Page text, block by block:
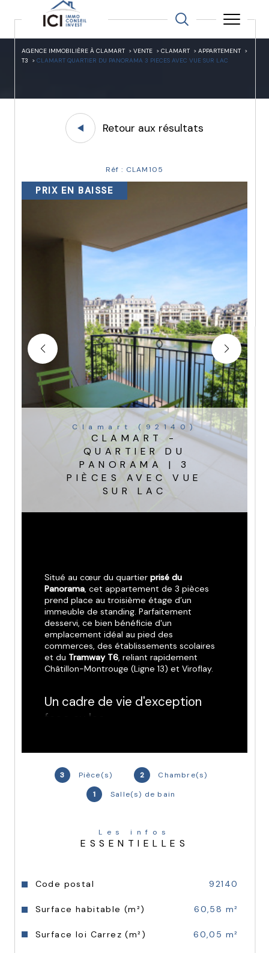
AGENCE IMMOBILIÈRE À CLAMART VENTE CLAMART
APPARTEMENT
T3
CLAMART QUARTIER DU PANORAMA 3 PIECES AVEC VUE SUR LAC
Retour aux résultats
Réf : CLAM105
PRIX EN BAISSE
Clamart (92140)
CLAMART -
QUARTIER DU
PANORAMA | 3
PIÈCES AVEC VUE
SUR LAC
3 Pièce(s) 2
Chambre(s)
1
Salle(s) de bain
Les infos
ESSENTIELLES
Caractéristiques Valeurs
Code postal 92140
Surface habitable (m²) 60,58 m²
Surface loi Carrez (m²) 60,05 m²
Situé au cœur du quartier prisé du
Panorama, cet appartement de 3 pièces
prend place au troisième étage d’un
immeuble de standing. Parfaitement
desservi, ce bien bénéficie d'un
emplacement idéal au pied des
commerces, des établissements scolaires
et du Tramway T6, reliant rapidement
Châtillon-Montrouge (Ligne 13) et Viroflay.
Un cadre de vie d'exception
face au lac
L'agencement se distingue par sa
Espace de vie :
Une entrée desservant un
séjour avec cuisine aménagée. Cette pièce
imprenable et dégagée sur le lac du
Panorama.
Espace nuit :
Un dégagement mène à deux
chambres confortables, une salle de bains
parfaite séparation des espaces.